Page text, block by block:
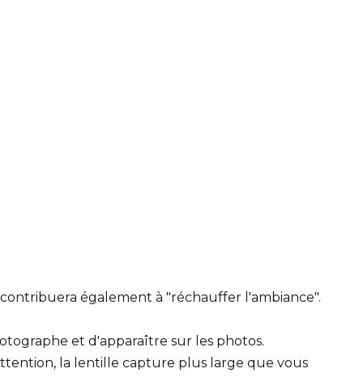
également à "réchauffer l'ambiance".
et d'apparaître sur les photos.
la lentille capture plus large que vous